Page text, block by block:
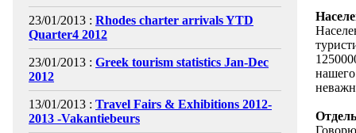
23/01/2013 : Rhodes charter arrivals YTD
Quarter4 2012
23/01/2013 : Greek tourism statistics Jan-Dec
2012
13/01/2013 : Travel Fairs & Exhibitions 2012-
2013 -Vakantiebeurs